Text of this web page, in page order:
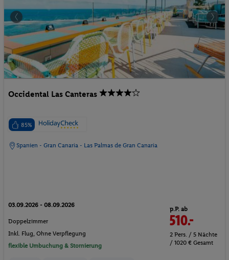
Occidental Las Canteras
85%
Spanien - Gran Canaria - Las Palmas de Gran Canaria
03.09.2026 - 08.09.2026
Doppelzimmer
Inkl. Flug, Ohne Verpflegung
flexible Umbuchung & Stornierung
p.P. ab
510.-
2 Pers. / 5 Nächte
/ 1020 € Gesamt